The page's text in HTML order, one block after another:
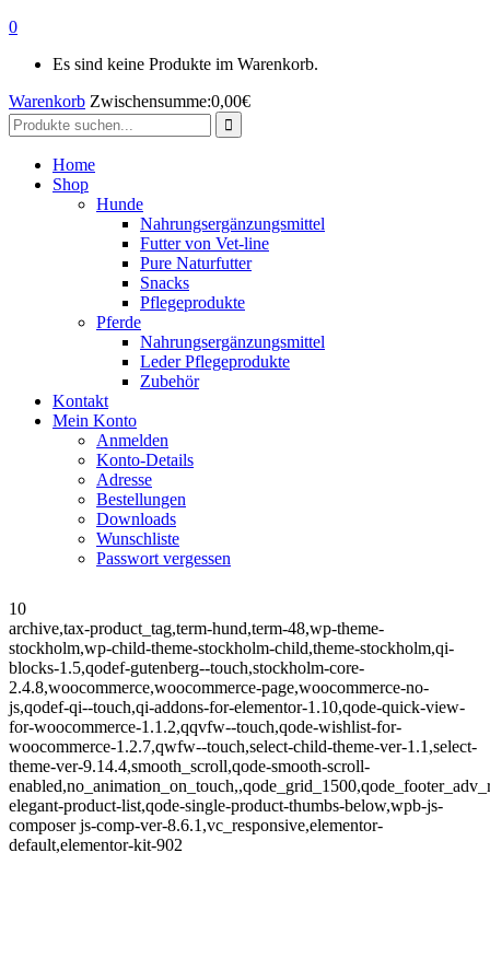
0
Es sind keine Produkte im Warenkorb.
Warenkorb Zwischensumme:0,00€
Search
for:
Home
Shop
Hunde
Nahrungsergänzungsmittel
Futter von Vet-line
Pure Naturfutter
Snacks
Pflegeprodukte
Pferde
Nahrungsergänzungsmittel
Leder Pflegeprodukte
Zubehör
Kontakt
Mein Konto
Anmelden
Konto-Details
Adresse
Bestellungen
Downloads
Wunschliste
Passwort vergessen
10
archive,tax-product_tag,term-hund,term-48,wp-theme-
stockholm,wp-child-theme-stockholm-child,theme-stockholm,qi-
blocks-1.5,qodef-gutenberg--touch,stockholm-core-
2.4.8,woocommerce,woocommerce-page,woocommerce-no-
js,qodef-qi--touch,qi-addons-for-elementor-1.10,qode-quick-view-
for-woocommerce-1.1.2,qqvfw--touch,qode-wishlist-for-
woocommerce-1.2.7,qwfw--touch,select-child-theme-ver-1.1,select-
theme-ver-9.14.4,smooth_scroll,qode-smooth-scroll-
elegant-product-list,qode-single-product-thumbs-below,wpb-js-
composer js-comp-ver-8.6.1,vc_responsive,elementor-
default,elementor-kit-902